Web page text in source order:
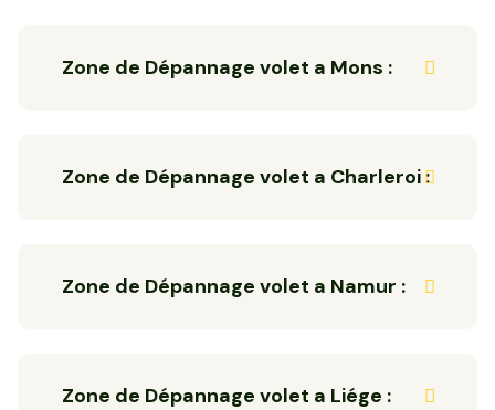
Zone de Dépannage volet a Mons :
Zone de Dépannage volet a Charleroi :
Zone de Dépannage volet a Namur :
Zone de Dépannage volet a Liége :